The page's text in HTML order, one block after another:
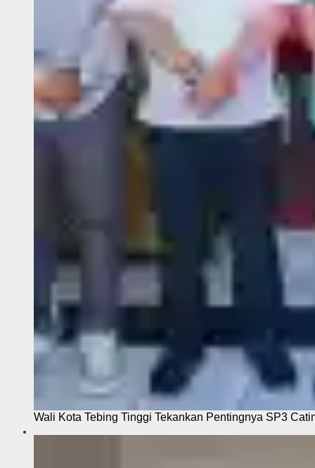
Wali Kota Tebing Tinggi Tekankan Pentingnya SP3